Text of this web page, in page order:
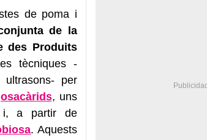
de poma i
de la
des Produits
tècniques -
per
, uns
i, a partir de
. Aquests